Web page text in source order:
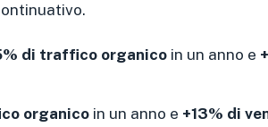
di traffico organico in un anno e
organico in un anno e +13% di